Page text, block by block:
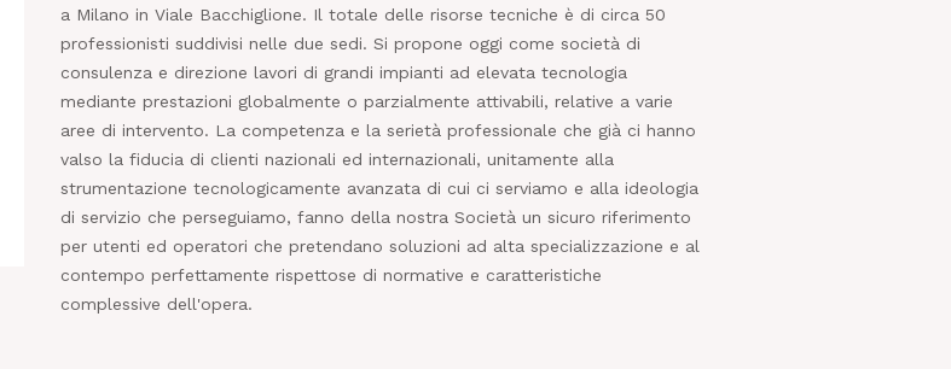
a Milano in Viale Bacchiglione. Il totale delle risorse tecniche è di circa 50
professionisti suddivisi nelle due sedi. Si propone oggi come società di
consulenza e direzione lavori di grandi impianti ad elevata tecnologia
mediante prestazioni globalmente o parzialmente attivabili, relative a varie
aree di intervento. La competenza e la serietà professionale che già ci hanno
valso la fiducia di clienti nazionali ed internazionali, unitamente alla
strumentazione tecnologicamente avanzata di cui ci serviamo e alla ideologia
di servizio che perseguiamo, fanno della nostra Società un sicuro riferimento
per utenti ed operatori che pretendano soluzioni ad alta specializzazione e al
contempo perfettamente rispettose di normative e caratteristiche
complessive dell'opera.